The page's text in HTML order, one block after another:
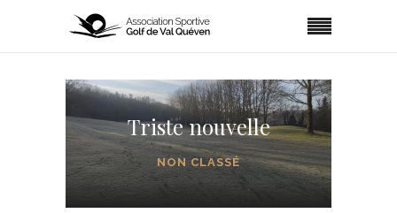
Triste nouvelle
NON CLASSÉ